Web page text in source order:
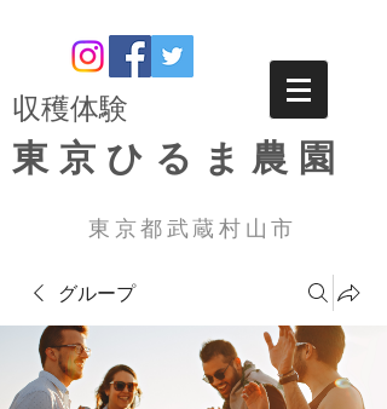
​収穫体験
東京ひるま農園
東京都武蔵村山市
グループ